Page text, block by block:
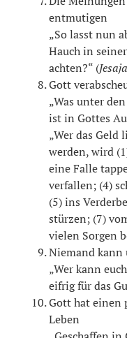
entmutigen
„So lasst nun
Hauch in
achten?“ (
Gott
„Was unter
ist in Gottes
„Wer das
werden, wird
eine Falle
verfallen; (4)
(5) ins
stürzen; (7)
vielen Sorgen
Niemand kann
„Wer kann
eifrig für das
Gott hat einen
Leben